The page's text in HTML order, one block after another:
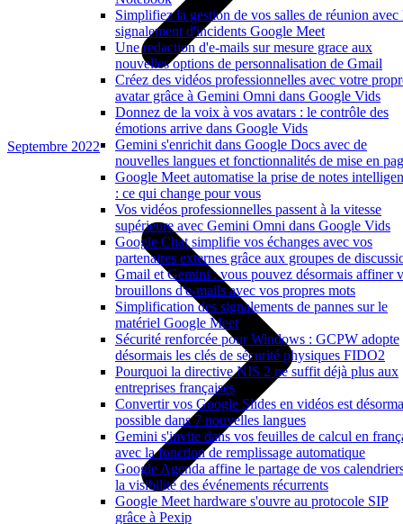
Simplifiez la gestion de vos salles de réunion avec
signalement d'incidents Google Meet
Une redaction d'e-mails sur mesure grace aux
nouvelles options de personnalisation de Gmail
Créez des vidéos professionnelles avec votre
avatar grâce à Gemini Omni dans Google Vids
Donnez de la voix à vos avatars : le contrôle des
émotions arrive dans Google Vids
Gemini s'enrichit dans Google Docs avec de
nouvelles langues et fonctionnalités de mise en
Google Meet automatise la prise de notes
: ce qui change pour vous
Vos vidéos professionnelles passent à la vitesse
supérieure avec Gemini Omni dans Google Vids
Google Chat simplifie vos échanges avec vos
partenaires externes grâce aux groupes de
Gmail et Gemini : vous pouvez désormais affiner
brouillons d'e-mails avec vos propres mots
Simplification des signalements de pannes sur le
matériel Google Meet
Sécurité renforcée pour Windows : GCPW adopte
désormais les clés de sécurité physiques FIDO2
Pourquoi la directive NIS 2 ne suffit déjà plus aux
entreprises françaises
Convertir vos Google Slides en vidéos est
possible dans 7 nouvelles langues
Gemini s'invite dans vos feuilles de calcul en
avec la fonction de remplissage automatique
Google Agenda affine le partage de vos
la visibilité des événements récurrents
Google Meet hardware s'ouvre au protocole SIP
grâce à Pexip
Septembre 2022